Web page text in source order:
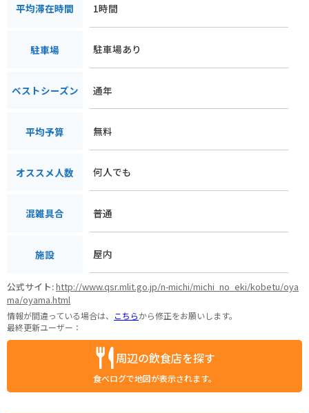
平均滞在時間 1時間
駐車場 駐車場あり
ベストシーズン 通年
平均予算 無料
オススメ人数 何人でも
混雑具合 普通
施設 屋内
公式サイト:http://www.qsr.mlit.go.jp/n-michi/michi_no_eki/kobetu/oya
ma/oyama.html
情報が間違っている場合は、 こちらから修正をお願いします。
最終更新ユーザー：
周辺の飲食店を探す
食べログで地図が表示されます。